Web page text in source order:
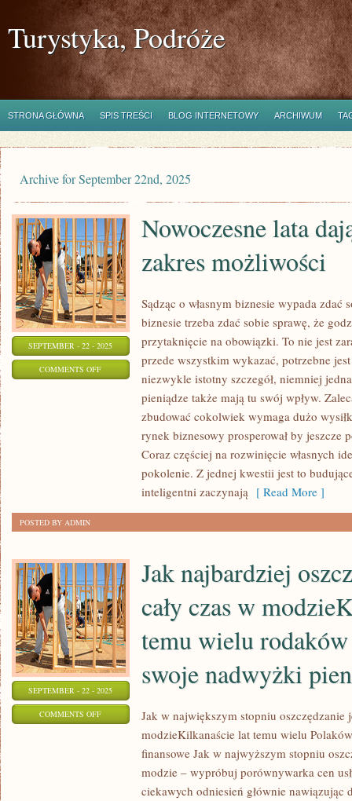
Turystyka, Podróże
STRONA GŁÓWNA SPIS TREŚCI BLOG INTERNETOWY ARCHIWUM
Archive for September 22nd, 2025
SEPTEMBER - 22 - 2025
COMMENTS OFFON
MOŻLIWOŚCI
Nowoczesne lata
zakres możliwości
Sądząc o własnym biznesie wypada zdać
biznesie trzeba zdać sobie sprawę, że
przytaknięcie na obowiązki. To nie jest
przede wszystkim wykazać, potrzebne
niezwykle istotny szczegół, niemniej
pieniądze także mają tu swój wpływ.
zbudować cokolwiek wymaga dużo
rynek biznesowy prosperował by jeszcze
Coraz częściej na rozwinięcie własnych
pokolenie. Z jednej kwestii jest to
inteligentni zaczynają [ Read More ]
POSTED BY ADMIN
SEPTEMBER - 22 - 2025
COMMENTS OFFON
NAJBARDZIEJ
OSZCZĘDZANIE
Jak najbardziej
cały czas w
temu wielu rodaków
swoje nadwyżki
Jak w największym stopniu oszczędzanie
modzieKilkanaście lat temu wielu
finansowe Jak w najwyższym stopniu
modzie – wypróbuj porównywarka cen
ciekawych odniesień głównie nawiązując